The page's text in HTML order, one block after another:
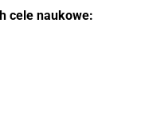
cele naukowe: